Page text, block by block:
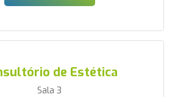
de Estética
Sala 3